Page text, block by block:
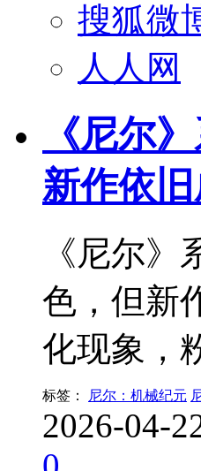
搜狐微
人人网
《尼尔
新作依
《尼尔
色，但新
化现象，
标签： 尼尔：机械纪元
2026-04-